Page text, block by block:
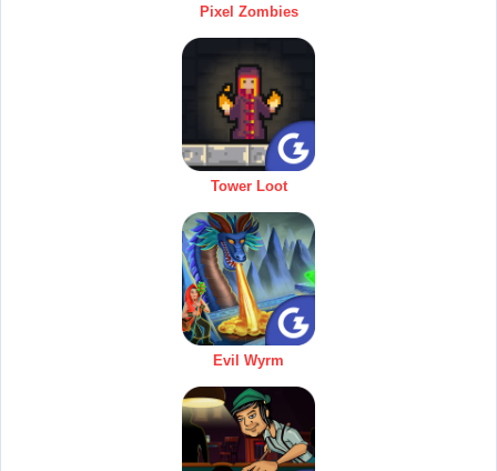
Pixel Zombies
Tower Loot
Evil Wyrm